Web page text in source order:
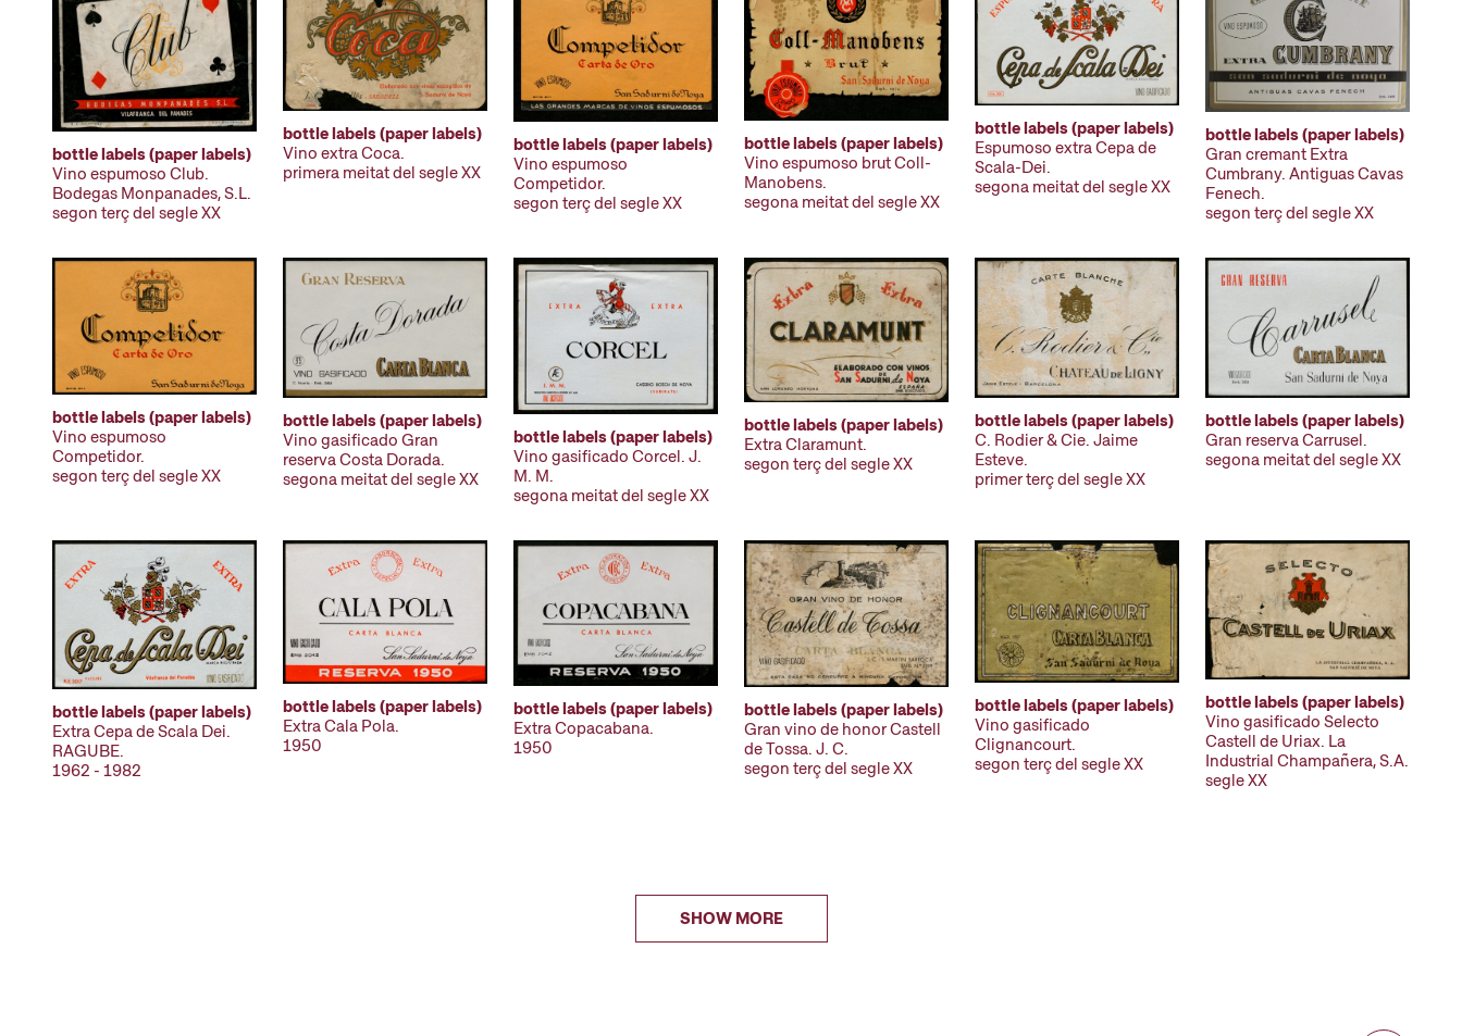
bottle labels (paper labels)
Vino espumoso Club.
Bodegas Monpanades, S.L.
segon terç del segle XX
bottle labels (paper labels)
Vino extra Coca.
primera meitat del segle XX
bottle labels (paper labels)
Vino espumoso
Competidor.
segon terç del segle XX
bottle labels (paper labels)
Vino espumoso brut Coll-
Manobens.
segona meitat del segle XX
bottle labels (paper labels)
Espumoso extra Cepa de
Scala-Dei.
segona meitat del segle XX
bottle labels (paper labels)
Gran cremant Extra
Cumbrany. Antiguas Cavas
Fenech.
segon terç del segle XX
bottle labels (paper labels)
Vino espumoso
Competidor.
segon terç del segle XX
bottle labels (paper labels)
Vino gasificado Gran
reserva Costa Dorada.
segona meitat del segle XX
bottle labels (paper labels)
Vino gasificado Corcel. J.
M. M.
segona meitat del segle XX
bottle labels (paper labels)
Extra Claramunt.
segon terç del segle XX
bottle labels (paper labels)
C. Rodier & Cie. Jaime
Esteve.
primer terç del segle XX
bottle labels (paper labels)
Gran reserva Carrusel.
segona meitat del segle XX
bottle labels (paper labels)
Extra Cepa de Scala Dei.
RAGUBE.
1962 - 1982
bottle labels (paper labels)
Extra Cala Pola.
1950
bottle labels (paper labels)
Extra Copacabana.
1950
bottle labels (paper labels)
Gran vino de honor Castell
de Tossa. J. C.
segon terç del segle XX
bottle labels (paper labels)
Vino gasificado
Clignancourt.
segon terç del segle XX
bottle labels (paper labels)
Vino gasificado Selecto
Castell de Uriax. La
Industrial Champañera, S.A.
segle XX
SHOW MORE